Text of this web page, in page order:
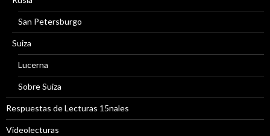
San Petersburgo
Suiza
Lucerna
Sobre Suiza
Respuestas de Lecturas 15nales
Videolecturas